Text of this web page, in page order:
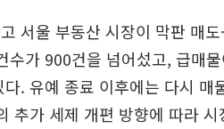
서울 부동산 시장이 막판 매도
가 900건을 넘어섰고, 급매
. 유예 종료 이후에는 다시 매
추가 세제 개편 방향에 따라